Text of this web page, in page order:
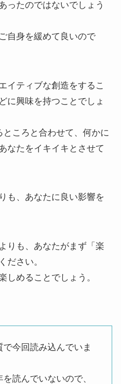
ったのではないでしょう
自身を緩めて良いので
イティブな創造をするこ
に興味を持つことでしょ
ころと合わせて、何かに
なたをイキイキとさせて
も、あなたに良い影響を
りも、あなたがまず「楽
ださい。
しめることでしょう。
今回読み込んでいま
読んでいないので、